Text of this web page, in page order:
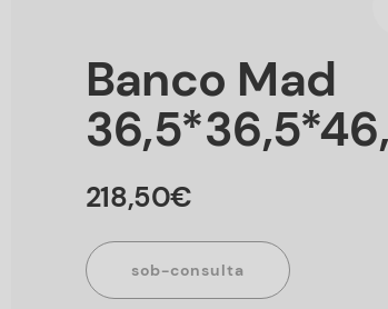
Banco Mad
218,50€
sob-consulta